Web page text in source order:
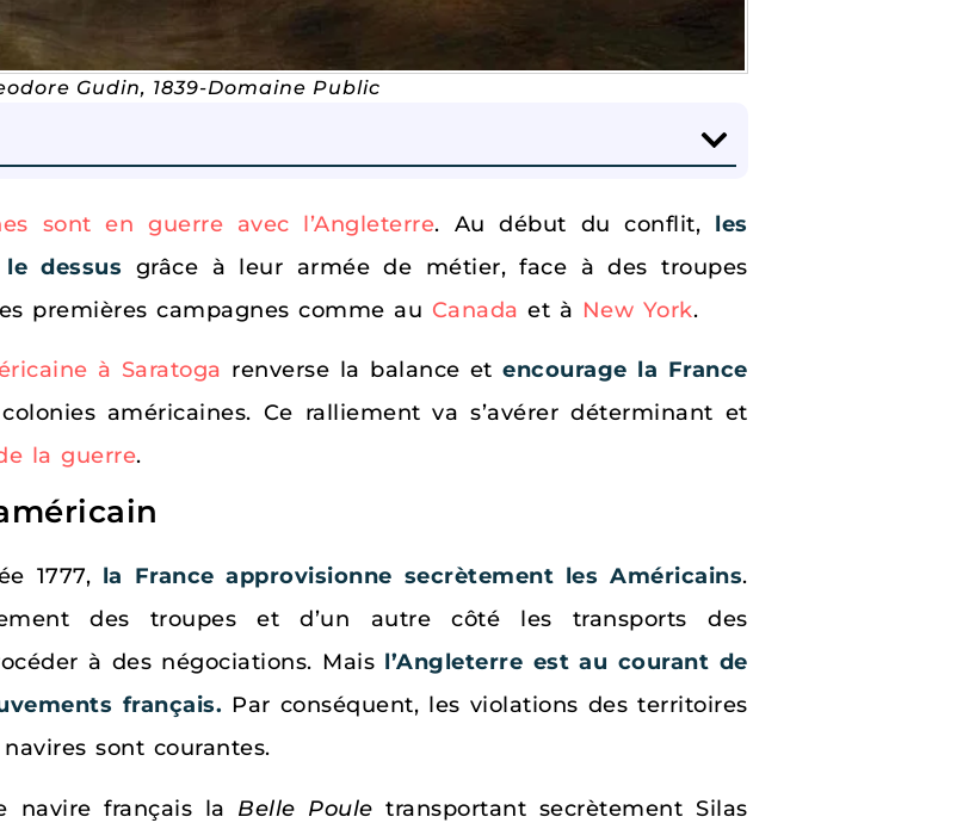
Gudin, 1839-Domaine Public
sont en guerre avec l’Angleterre. Au début du conflit, les
dessus grâce à leur armée de métier, face à des troupes
premières campagnes comme au Canada et à New York.
à Saratoga renverse la balance etencourage la France
américaines. Ce ralliement va s’avérer déterminant et
la guerre.
1777, la France approvisionne secrètement les Américains.
des troupes et d’un autre côté les transports des
à des négociations. Mais l’Angleterre est au courant de
français. Par conséquent, les violations des territoires
sont courantes.
navire français la Belle Poule transportant secrètement Silas